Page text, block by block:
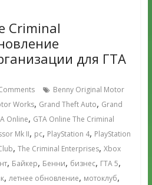
Criminal
для ГТА
Benny Original Motor
Works, Grand Theft Auto, Grand
Online, GTA Online The Criminal
Mk II, pc, PlayStation 4, PlayStation
, The Criminal Enterprises, Xbox
, Байкер, Бенни, бизнес, ГТА 5,
, летнее обновление, мотоклуб,